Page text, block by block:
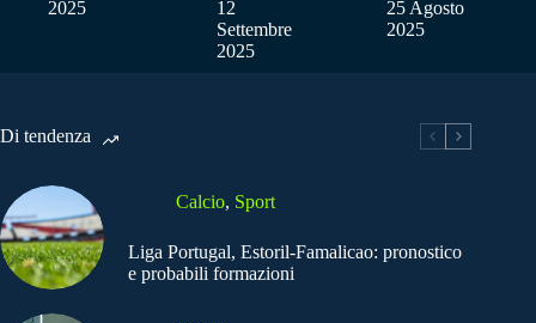
2025
12
Settembre
2025
25 Agosto
2025
Di tendenza
Calcio, Sport
Liga Portugal, Estoril-Famalicao: pronostico
e probabili formazioni